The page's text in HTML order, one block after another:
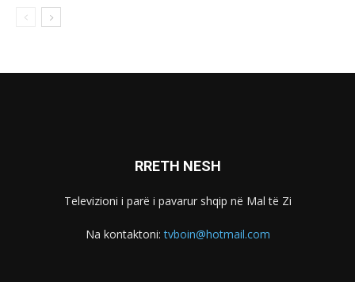
RRETH NESH
Televizioni i parë i pavarur shqip në Mal të Zi
Na kontaktoni:tvboin@hotmail.com